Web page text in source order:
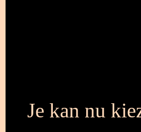
Je kan nu